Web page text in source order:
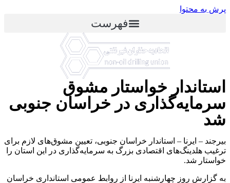
پرش به محتوا
فهرست
استاندار خواستار مشوق‌
سرمایه‌گذاری در خراسان جنوبی
شد
بیرجند – ایرنا – استاندار خراسان جنوبی، تعیین مشوق‌های لازم برای
ترغیب هلدینگ‌های اقتصادی بزرگ به سرمایه‌گذاری در این استان را
خواستار شد.
به گزارش روز چهارشنبه ایرنا از روابط عمومی استانداری خراسان